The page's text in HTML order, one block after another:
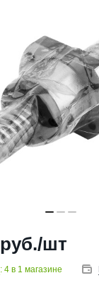
руб./шт
: 4 в 1 магазине